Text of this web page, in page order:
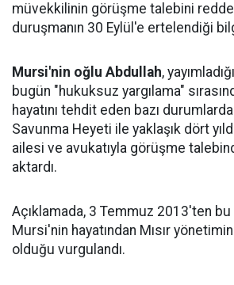
müvekkilinin görüşme talebini
duruşmanın 30 Eylül'e ertelendiği
Mursi'nin oğlu Abdullah,
bugün "hukuksuz yargılama"
hayatını tehdit eden bazı
Savunma Heyeti ile yaklaşık dört
ailesi ve avukatıyla görüşme
aktardı.
Açıklamada, 3 Temmuz 2013'ten bu
Mursi'nin hayatından Mısır
olduğu vurgulandı.